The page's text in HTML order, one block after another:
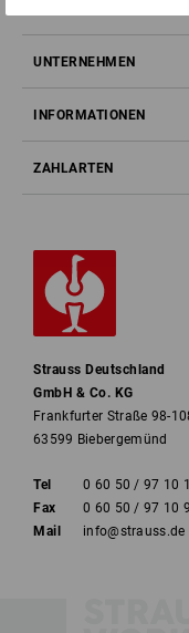
UNTERNEHMEN
INFORMATIONEN
ZAHLARTEN
Strauss Deutschland
GmbH & Co. KG
Frankfurter Straße 98-
63599 Biebergemünd
Tel
0 60 50 / 97 10
Fax
0 60 50 / 97 10
Mail
info@strauss.de